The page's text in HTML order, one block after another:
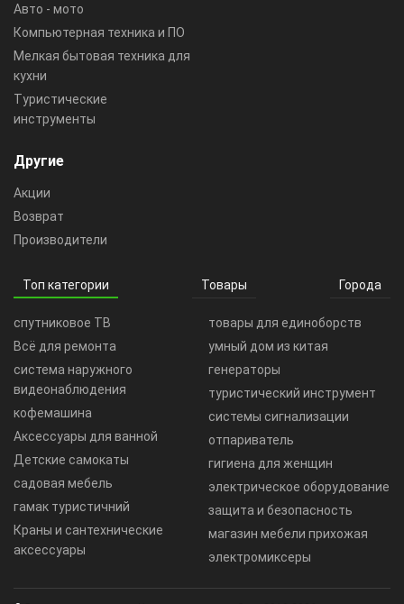
Авто - мото
Компьютерная техника и ПО
Мелкая бытовая техника для
кухни
Туристические
инструменты
Другие
Акции
Возврат
Производители
Топ категории Товары Города
спутниковое ТВ
Всё для ремонта
система наружного
видеонаблюдения
кофемашина
Аксессуары для ванной
Детские самокаты
садовая мебель
гамак туристичний
Краны и сантехнические
аксессуары
товары для единоборств
умный дом из китая
генераторы
туристический инструмент
системы сигнализации
отпариватель
гигиена для женщин
электрическое оборудование
защита и безопасность
магазин мебели прихожая
электромиксеры